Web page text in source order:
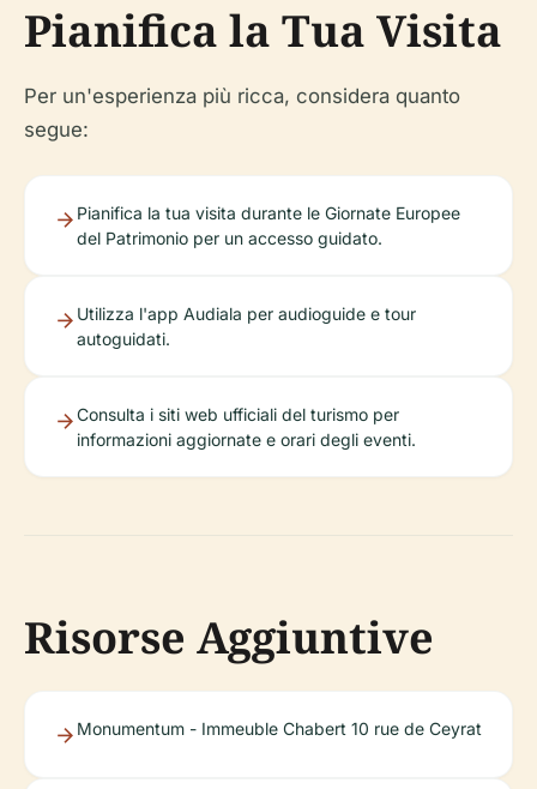
Pianifica la Tua Visita
Per un'esperienza più ricca, considera quanto
segue:
Pianifica la tua visita durante le Giornate Europee
del Patrimonio per un accesso guidato.
Utilizza l'app Audiala per audioguide e tour
autoguidati.
Consulta i siti web ufficiali del turismo per
informazioni aggiornate e orari degli eventi.
Risorse Aggiuntive
Monumentum - Immeuble Chabert 10 rue de Ceyrat